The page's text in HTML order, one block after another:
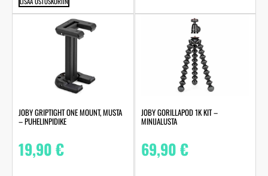
JOBY GRIPTIGHT ONE MOUNT, MUSTA
– PUHELINPIDIKE
19,90€
JOBY GORILLAPOD 1K KIT –
MINIJALUSTA
69,90€